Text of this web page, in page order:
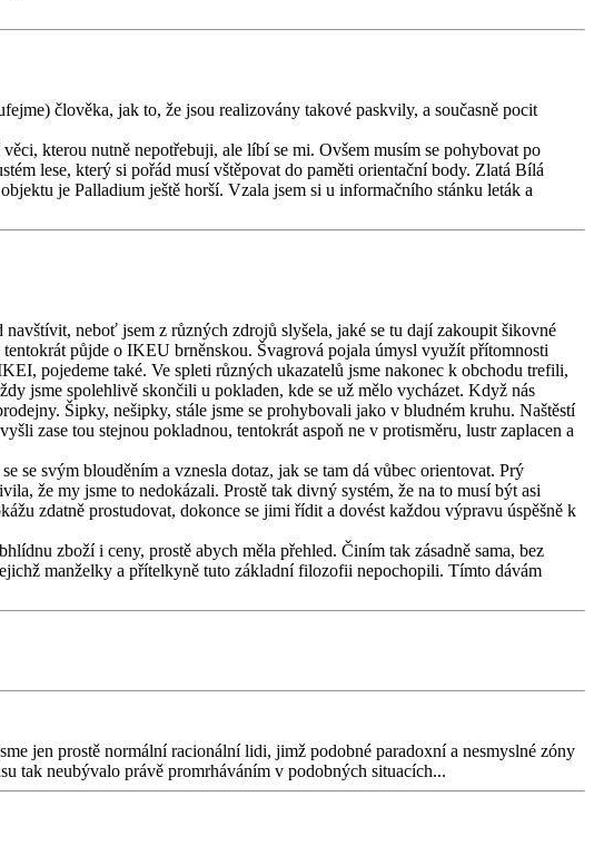
člověka, jak to, že jsou realizovány takové paskvily, a současně pocit
kterou nutně nepotřebuji, ale líbí se mi. Ovšem musím se pohybovat po
lese, který si pořád musí vštěpovat do paměti orientační body. Zlatá Bílá
je Palladium ještě horší. Vzala jsem si u informačního stánku leták a
neboť jsem z různých zdrojů slyšela, jaké se tu dají zakoupit šikovné
půjde o IKEU brněnskou. Švagrová pojala úmysl využít přítomnosti
pojedeme také. Ve spleti různých ukazatelů jsme nakonec k obchodu trefili,
jsme spolehlivě skončili u pokladen, kde se už mělo vycházet. Když nás
Šipky, nešipky, stále jsme se prohybovali jako v bludném kruhu. Naštěstí
zase tou stejnou pokladnou, tentokrát aspoň ne v protisměru, lustr zaplacen a
se svým blouděním a vznesla dotaz, jak se tam dá vůbec orientovat. Prý
že my jsme to nedokázali. Prostě tak divný systém, že na to musí být asi
zdatně prostudovat, dokonce se jimi řídit a dovést každou výpravu úspěšně k
zboží i ceny, prostě abych měla přehled. Činím tak zásadně sama, bez
manželky a přítelkyně tuto základní filozofii nepochopili. Tímto dávám
jen prostě normální racionální lidi, jimž podobné paradoxní a nesmyslné zóny
tak neubývalo právě promrháváním v podobných situacích...